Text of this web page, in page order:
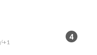
4
+1